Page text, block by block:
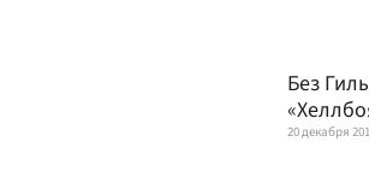
Без
20 декабря